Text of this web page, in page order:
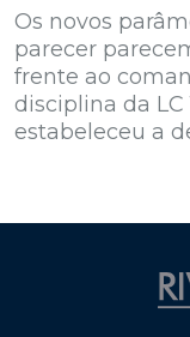
Os novos
parecer
frente ao
disciplina da
estabeleceu a